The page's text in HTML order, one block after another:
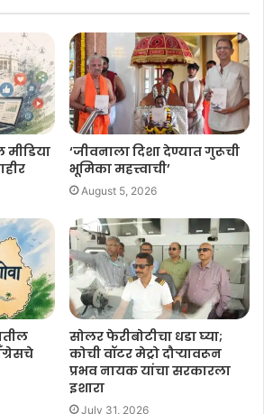
मीडिया
‘जीवनाला दिशा देण्यात गुरूची
भूमिका महत्त्वाची’
August 5, 2026
सोलर फेरीबोटीचा धडा घ्या;
कोची वॉटर मेट्रो दौऱ्यावरून
प्रभव नायक यांचा सरकारला
इशारा
July 31, 2026